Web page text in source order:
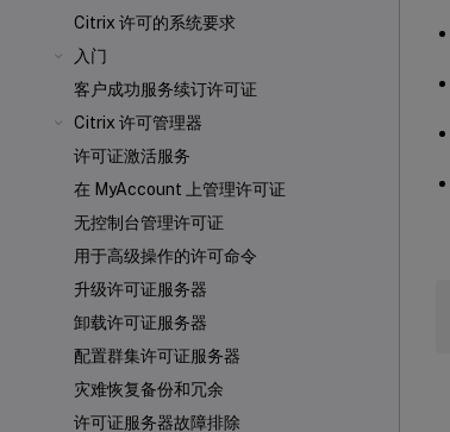
Citrix 许可的系统要求
入门
客户成功服务续订许可证
Citrix 许可管理器
许可证激活服务
在 MyAccount 上管理许可证
无控制台管理许可证
用于高级操作的许可命令
升级许可证服务器
卸载许可证服务器
配置群集许可证服务器
灾难恢复备份和冗余
许可证服务器故障排除